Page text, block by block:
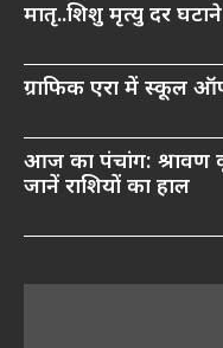
मातृ..शिशु मृत्यु दर
ग्राफिक एरा में स्कूल
आज का पंचांग: श्रावण
जानें राशियों का हाल